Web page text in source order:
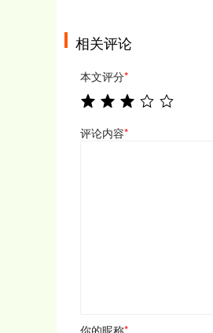
相关评论
本文评分*
评论内容*
你的昵称*